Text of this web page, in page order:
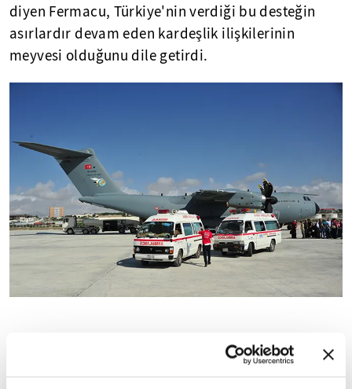
diyen Fermacu, Türkiye'nin verdiği bu desteğin
asırlardır devam eden kardeşlik ilişkilerinin
meyvesi olduğunu dile getirdi.
Fermacu ayrıca, "Türkiye, terör saldırısının
ardından bize yardım eli uzatan tek ülke oldu."